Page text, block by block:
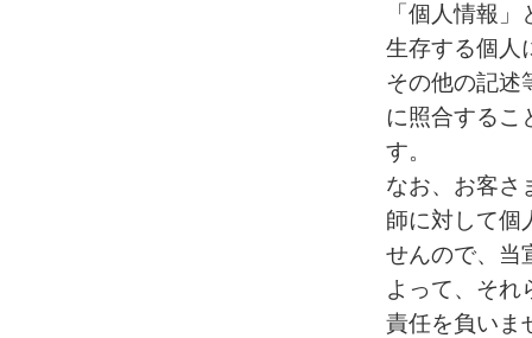
「個人情報
生存する個人
その他の記述
に照合するこ
す。
なお、お客さ
師に対して個
せんので、当
よって、それ
責任を負いま